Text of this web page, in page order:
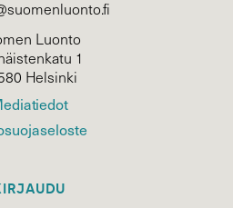
Luonto
1
Helsinki